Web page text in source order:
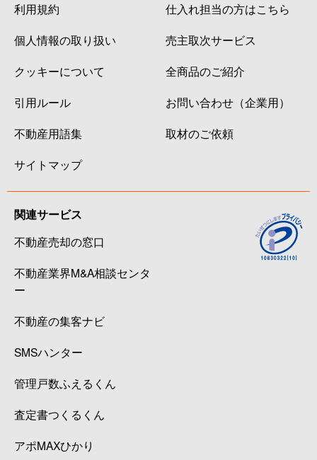
利用規約
個人情報の取り扱い
クッキーについて
引用ルール
不動産用語集
サイトマップ
仕入れ担当の方はこちら
売主取次サービス
全商品のご紹介
お問い合わせ（企業用）
取材のご依頼
関連サービス
不動産売却の窓口
不動産業界M&A相談センタ
ー
不動産の集客ナビ
SMSハンター
管理戸数ふえるくん
査定書つくるくん
アポMAXひかり